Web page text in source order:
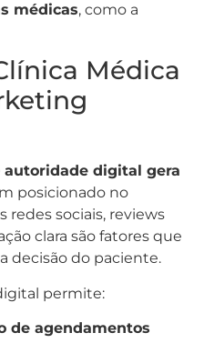
médicas, como a
Médica
autoridade digital gera
posicionado no
redes sociais, reviews
clara são fatores que
decisão do paciente.
permite:
de agendamentos